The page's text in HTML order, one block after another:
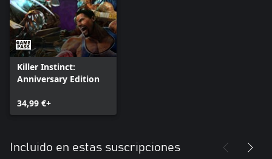
Killer Instinct:
Anniversary Edition
34,99 €+
Incluido en estas suscripciones